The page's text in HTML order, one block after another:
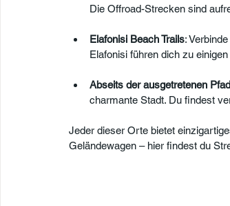
Die Offroad-Strecken sind
Elafonisi Beach Trails:
Elafonisi führen dich zu
Abseits der ausgetretenen
charmante Stadt. Du findest
Jeder dieser Orte bietet
Geländewagen – hier findest du